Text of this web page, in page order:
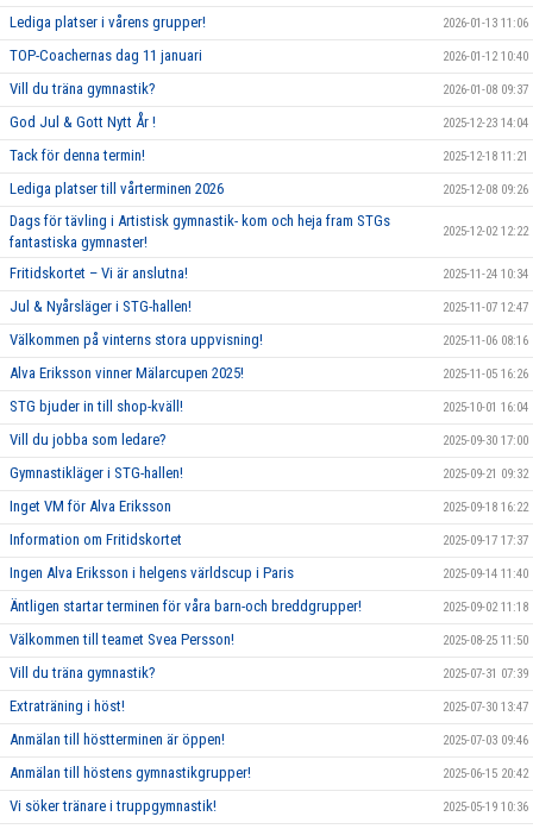
Lediga platser i vårens grupper! 2026-01-13 11:06
TOP-Coachernas dag 11 januari 2026-01-12 10:40
Vill du träna gymnastik? 2026-01-08 09:37
God Jul & Gott Nytt År ! 2025-12-23 14:04
Tack för denna termin! 2025-12-18 11:21
Lediga platser till vårterminen 2026 2025-12-08 09:26
Dags för tävling i Artistisk gymnastik- kom och heja fram STGs
fantastiska gymnaster!
2025-12-02 12:22
Fritidskortet – Vi är anslutna! 2025-11-24 10:34
Jul & Nyårsläger i STG-hallen! 2025-11-07 12:47
Välkommen på vinterns stora uppvisning! 2025-11-06 08:16
Alva Eriksson vinner Mälarcupen 2025! 2025-11-05 16:26
STG bjuder in till shop-kväll! 2025-10-01 16:04
Vill du jobba som ledare? 2025-09-30 17:00
Gymnastikläger i STG-hallen! 2025-09-21 09:32
Inget VM för Alva Eriksson 2025-09-18 16:22
Information om Fritidskortet 2025-09-17 17:37
Ingen Alva Eriksson i helgens världscup i Paris 2025-09-14 11:40
Äntligen startar terminen för våra barn-och breddgrupper! 2025-09-02 11:18
Välkommen till teamet Svea Persson! 2025-08-25 11:50
Vill du träna gymnastik? 2025-07-31 07:39
Extraträning i höst! 2025-07-30 13:47
Anmälan till höstterminen är öppen! 2025-07-03 09:46
Anmälan till höstens gymnastikgrupper! 2025-06-15 20:42
Vi söker tränare i truppgymnastik! 2025-05-19 10:36